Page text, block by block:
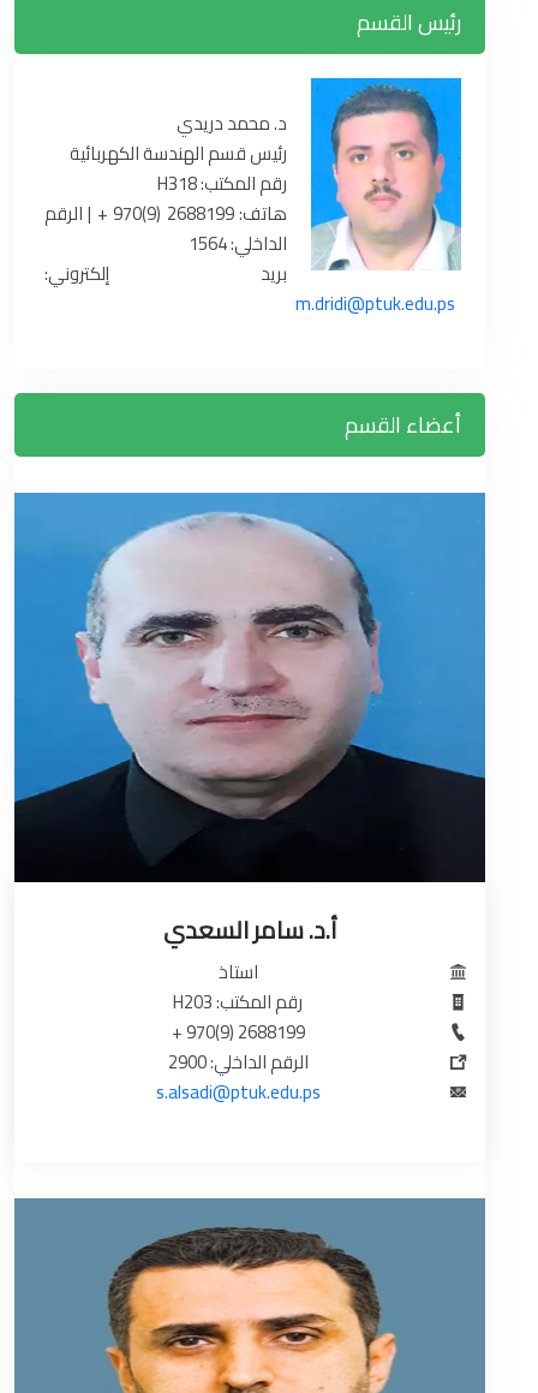
رئيس القسم
د. محمد دريدي
رئيس قسم الهندسة الكهربائية
رقم المكتب: H318
هاتف: 2688199 (9)970 + | الرقم
الداخلي: 1564
بريد إلكتروني:
m.dridi@ptuk.edu.ps
أعضاء القسم
أ.د. سامر السعدي
استاذ
رقم المكتب: H203
2688199 (9)970 +
الرقم الداخلي: 2900
s.alsadi@ptuk.edu.ps